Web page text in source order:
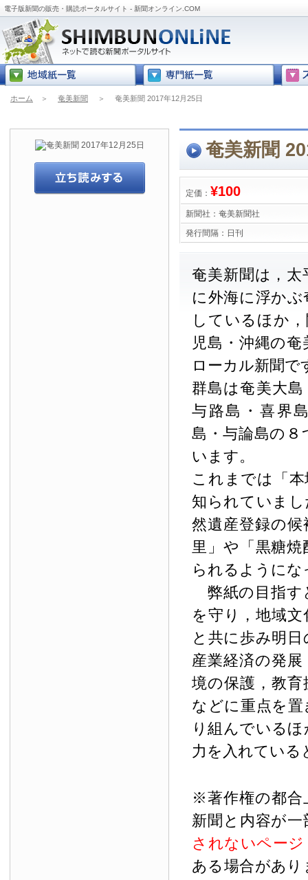
電子版新聞の販売・購読ポータルサイト - 新聞オンライン.COM
ホーム ＞ 奄美新聞 ＞ 奄美新聞 2017年12月25日
奄美新聞
定価： ¥100
新聞社： 奄美新聞社
発行間隔： 日刊
奄美新聞は，
に外海に浮か
しているほか
児島・沖縄の
ローカル新聞で
群島は奄美大
与路島・喜界
島・与論島の
います。
これまでは「
知られていま
然遺産登録の
里」や「黒糖
られるように
弊紙の目指す
を守り，地域
と共に歩み明
産業経済の発
境の保護，教
などに重点を
り組んでいる
力を入れている
※著作権の都合
新聞と内容が
されないペー
ある場合があ